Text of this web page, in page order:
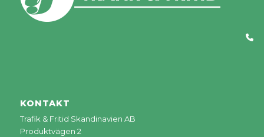
KONTAKT
Trafik & Fritid Skandinavien AB
Produktvägen 2